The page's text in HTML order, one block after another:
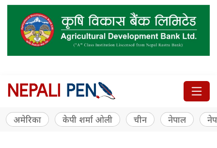
अमेरिका केपी शर्मा ओली चीन नेपाल